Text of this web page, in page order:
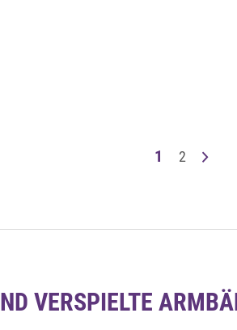
1 2
VERSPIELTE